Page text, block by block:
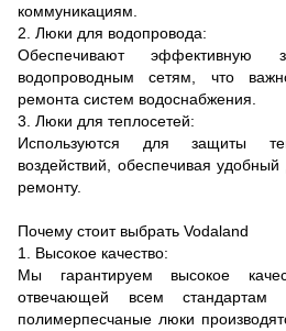
коммуникациям.
2. Люки для водопровода:
Обеспечивают
водопроводным сетям, что
ремонта систем водоснабжения.
3. Люки для теплосетей:
Используются для защиты
воздействий, обеспечивая
ремонту.
Почему стоит выбрать Vodaland
1. Высокое качество:
Мы гарантируем высокое
отвечающей всем
полимерпесчаные люки